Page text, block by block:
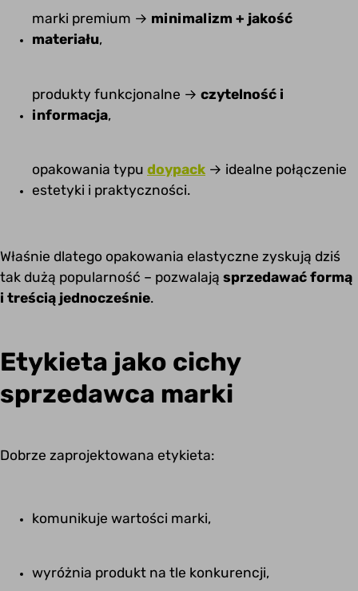
marki premium → minimalizm + jakość
materiału,
produkty funkcjonalne → czytelność i
informacja,
opakowania typu doypack → idealne połączenie
estetyki i praktyczności.
Właśnie dlatego opakowania elastyczne zyskują dziś
tak dużą popularność – pozwalają sprzedawać formą
i treścią jednocześnie.
Etykieta jako cichy
sprzedawca marki
Dobrze zaprojektowana etykieta:
komunikuje wartości marki,
wyróżnia produkt na tle konkurencji,